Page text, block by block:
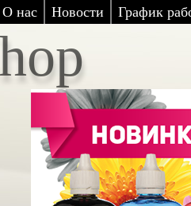
О нас Новости График